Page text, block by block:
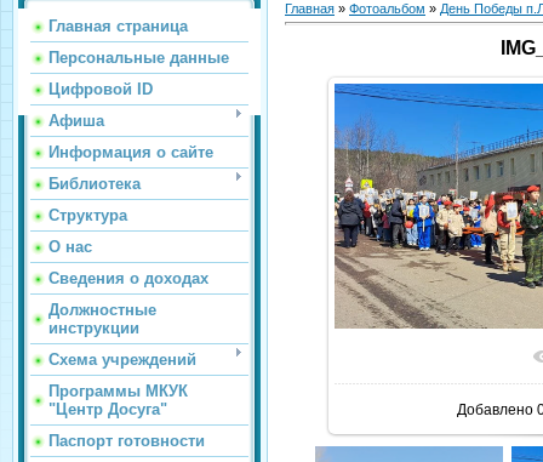
Главная страница
Персональные данные
Цифровой ID
Афиша
Информация о сайте
Библиотека
Структура
О нас
Сведения о доходах
Должностные
инструкции
Схема учреждений
Программы МКУК
"Центр Досуга"
Паспорт готовности
Главная » Фотоальбом » День Победы
Добавлено